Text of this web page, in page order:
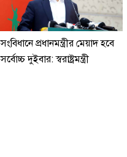
সংবিধানে প্রধানমন্ত্রীর মেয়াদ হবে
সর্বোচ্চ দুইবার: স্বরাষ্ট্রমন্ত্রী